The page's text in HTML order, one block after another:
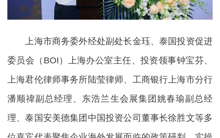
上海市商务委外经处副处长金珏、泰国投资促进
委员会（BOI）上海办公室主任、投资领事钟宝芬、
上海君伦律师事务所陆莹律师、工商银行上海市分行
潘顺禕副总经理、东浩兰生会展集团姚春瑜副总经
理、泰国安美德集团中国投资公司董事长徐胜文等多